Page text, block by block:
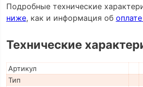
Подробные технические
ниже, как и информация об
Технические
Артикул
Тип